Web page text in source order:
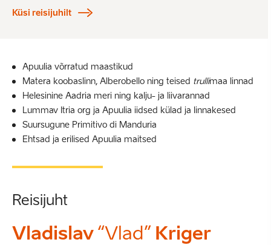
Küsi reisijuhilt
Apuulia võrratud maastikud
Matera koobaslinn, Alberobello ning teised trullimaa linnad
Helesinine Aadria meri ning kalju- ja liivarannad
Lummav Itria org ja Apuulia iidsed külad ja linnakesed
Suursugune Primitivo di Manduria
Ehtsad ja erilised Apuulia maitsed
Reisijuht
Vladislav“Vlad” Kriger